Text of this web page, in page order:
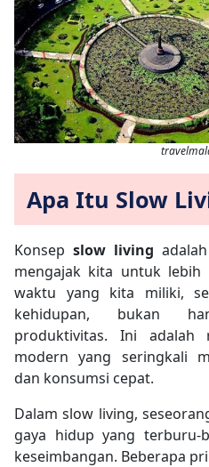
Apa Itu Slow
Konsep slow living
mengajak kita untuk
waktu yang kita miliki,
kehidupan, bukan
produktivitas. Ini adalah
modern yang seringkali
dan konsumsi cepat.
Dalam slow living,
gaya hidup yang terburu-
keseimbangan. Beberapa